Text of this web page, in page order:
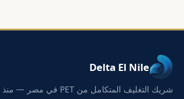
Delta El Nile
شريك التغليف المتكامل من PET في مصر — منذ 1996.